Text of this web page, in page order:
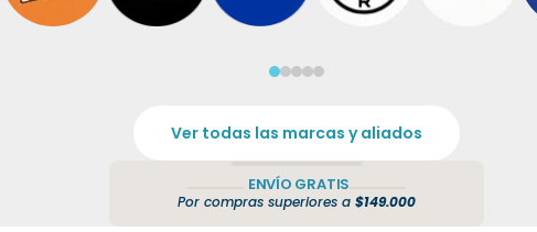
Ver todas las marcas y aliados
ENVÍO GRATIS
Por compras superiores a $149.000